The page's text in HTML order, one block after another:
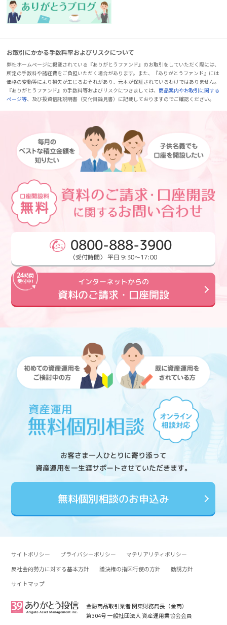
お取引にかかる手数料率およびリスクについて
弊社ホームページに掲載されている『ありがとうファンド』のお取引をしていただく際には、
所定の手数料や諸経費をご負担いただく場合があります。また、『ありがとうファンド』には
価格の変動等により損失が生じるおそれがあり、元本が保証されているわけではありません。
『ありがとうファンド』の手数料等およびリスクにつきましては、商品案内やお取引に関する
ページ等、及び投資信託説明書（交付目論見書）に記載しておりますのでご確認ください。
0800-888-3900
〈受付時間〉 平日 9:30～17:00
インターネットからの
資料のご請求・口座開設
お客さま一人ひとりに寄り添って
資産運用を一生涯サポートさせていただきます。
無料個別相談のお申込み
サイトポリシー プライバシーポリシー
マテリアリティポリシー
反社会的勢力に対する基本方針
議決権の指図行使の方針
勧誘方針
サイトマップ
金融商品取引業者 関東財務局長（金商）
第304号 一般社団法人 資産運用業協会会員